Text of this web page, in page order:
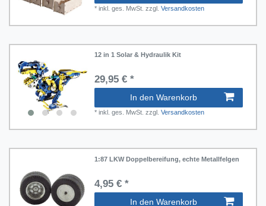
* inkl. ges. MwSt. zzgl. Versandkosten
12 in 1 Solar & Hydraulik Kit
29,95 € *
In den Warenkorb
* inkl. ges. MwSt. zzgl. Versandkosten
1:87 LKW Doppelbereifung, echte Metallfelgen
4,95 € *
In den Warenkorb